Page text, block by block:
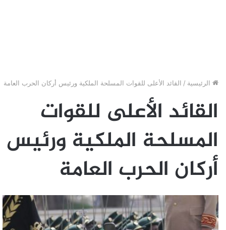
الرئيسية / القائد الأعلى للقوات المسلحة الملكية ورئيس أركان الحرب العامة
القائد الأعلى للقوات
المسلحة الملكية ورئيس
أركان الحرب العامة